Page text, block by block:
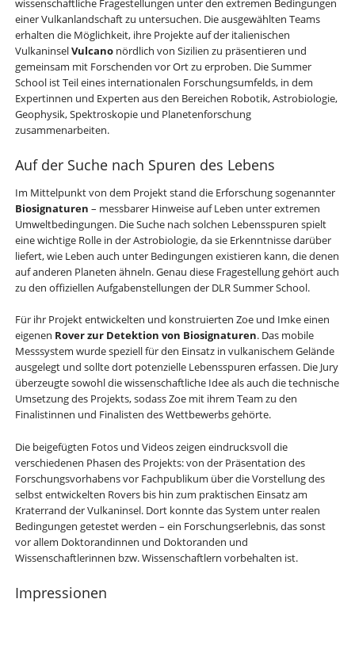
wissenschaftliche Fragestellungen unter den extremen Bedingungen
einer Vulkanlandschaft zu untersuchen. Die ausgewählten Teams
erhalten die Möglichkeit, ihre Projekte auf der italienischen
VulkaninselVulcanonördlich von Sizilien zu präsentieren und
gemeinsam mit Forschenden vor Ort zu erproben. Die Summer
School ist Teil eines internationalen Forschungsumfelds, in dem
Expertinnen und Experten aus den Bereichen Robotik, Astrobiologie,
Geophysik, Spektroskopie und Planetenforschung
zusammenarbeiten.
Auf der Suche nach Spuren des Lebens
Im Mittelpunkt von dem Projekt stand die Erforschung sogenannter
Biosignaturen – messbarer Hinweise auf Leben unter extremen
Umweltbedingungen. Die Suche nach solchen Lebensspuren spielt
eine wichtige Rolle in der Astrobiologie, da sie Erkenntnisse darüber
liefert, wie Leben auch unter Bedingungen existieren kann, die denen
auf anderen Planeten ähneln. Genau diese Fragestellung gehört auch
zu den offiziellen Aufgabenstellungen der DLR Summer School.
Für ihr Projekt entwickelten und konstruierten Zoe und Imke einen
eigenen Rover zur Detektion von Biosignaturen. Das mobile
Messsystem wurde speziell für den Einsatz in vulkanischem Gelände
ausgelegt und sollte dort potenzielle Lebensspuren erfassen. Die Jury
überzeugte sowohl die wissenschaftliche Idee als auch die technische
Umsetzung des Projekts, sodass Zoe mit ihrem Team zu den
Finalistinnen und Finalisten des Wettbewerbs gehörte.
Die beigefügten Fotos und Videos zeigen eindrucksvoll die
verschiedenen Phasen des Projekts: von der Präsentation des
Forschungsvorhabens vor Fachpublikum über die Vorstellung des
selbst entwickelten Rovers bis hin zum praktischen Einsatz am
Kraterrand der Vulkaninsel. Dort konnte das System unter realen
Bedingungen getestet werden – ein Forschungserlebnis, das sonst
vor allem Doktorandinnen und Doktoranden und
Wissenschaftlerinnen bzw. Wissenschaftlern vorbehalten ist.
Impressionen